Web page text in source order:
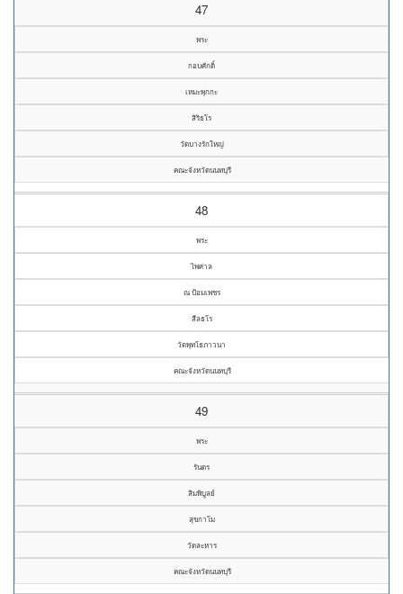
47
พระ
กอบศักดิ์
เหมะพุกกะ
สิริธโร
วัดบางรักใหญ่
คณะจังหวัดนนทบุรี
48
พระ
ไพศาล
ณ ป้อมเพชร
สีลธโร
วัดพุทโธภาวนา
คณะจังหวัดนนทบุรี
49
พระ
รันดร
สิมพิบูลย์
สุขกาโม
วัดละหาร
คณะจังหวัดนนทบุรี